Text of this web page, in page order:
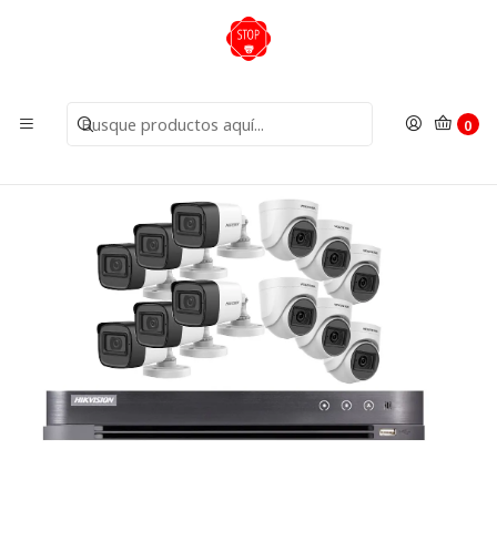
0
Kit Cámaras Kit 16 Cámaras
Kit DVR 12 cámaras FHD color noche incluye Disco Duro